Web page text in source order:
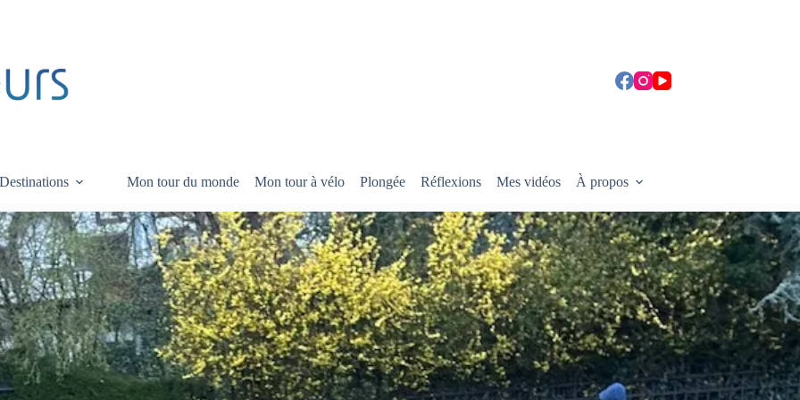
Destinations Mon tour du monde Mon tour à vélo Plongée Réflexions Mes vidéos À propos